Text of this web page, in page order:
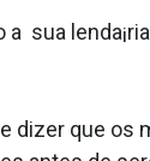
sua
dizer que